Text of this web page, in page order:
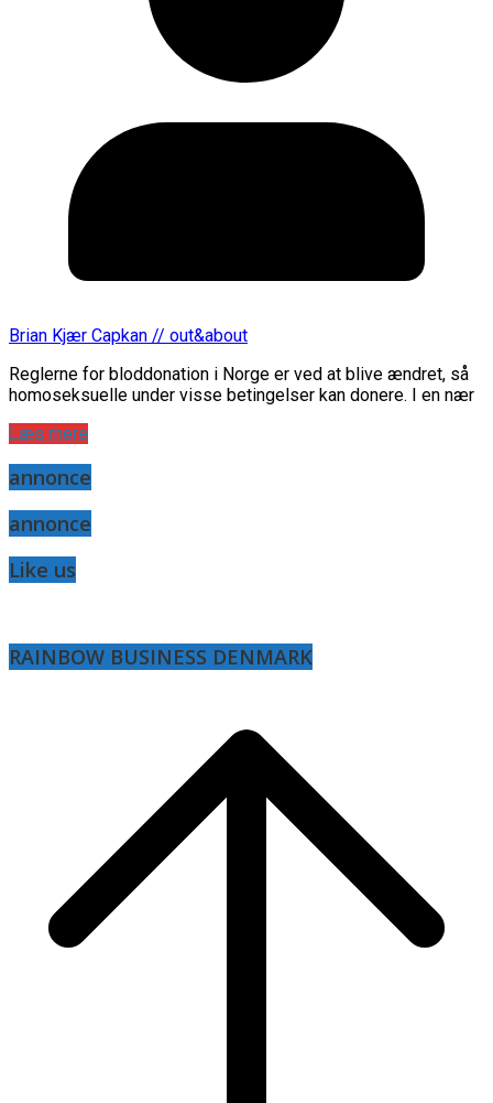
Brian Kjær Capkan // out&about
Reglerne for bloddonation i Norge er ved at blive ændret, så
homoseksuelle under visse betingelser kan donere. I en nær
Læs mere
annonce
annonce
Like us
RAINBOW BUSINESS DENMARK